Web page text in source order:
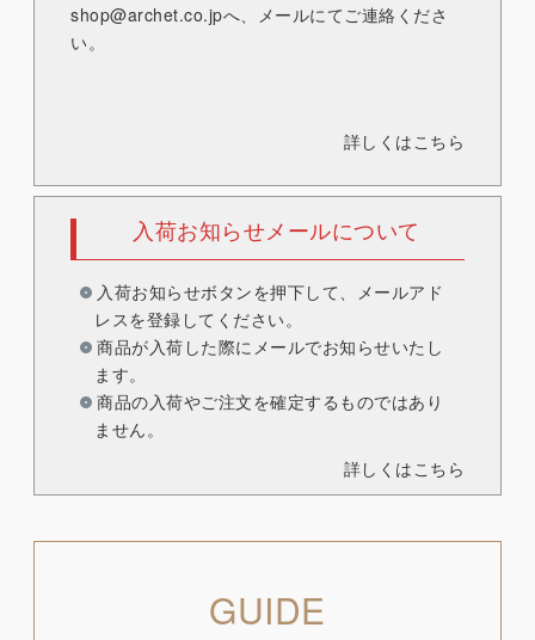
shop@archet.co.jpへ、メールにてご連絡くださ
い。
詳しくはこちら
入荷お知らせメールについて
入荷お知らせボタンを押下して、メールアド
レスを登録してください。
商品が入荷した際にメールでお知らせいたし
ます。
商品の入荷やご注文を確定するものではあり
ません。
詳しくはこちら
GUIDE